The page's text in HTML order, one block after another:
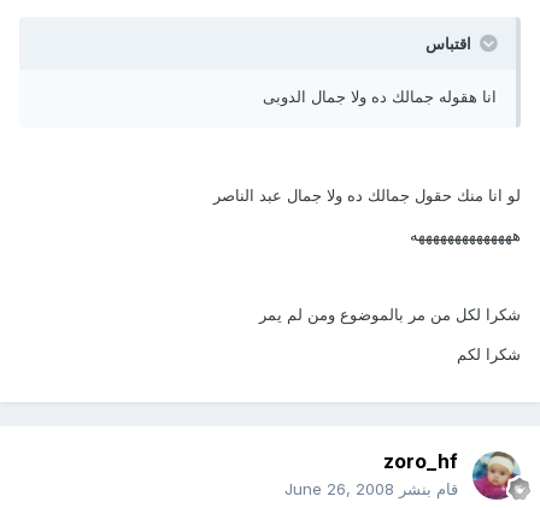
اقتباس
انا هقوله جمالك ده ولا جمال الدوبى
لو انا منك حقول جمالك ده ولا جمال عبد الناصر
ههههههههههههههه
شكرا لكل من مر بالموضوع ومن لم يمر
شكرا لكم
zoro_hf
قام بنشر June 26, 2008